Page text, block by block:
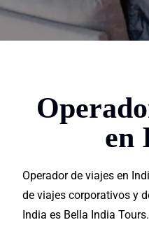
en
Operador de viajes en
de viajescorporativos y
India es Bella India